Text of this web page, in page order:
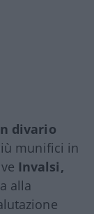
divario
munifici in
Invalsi,
alla